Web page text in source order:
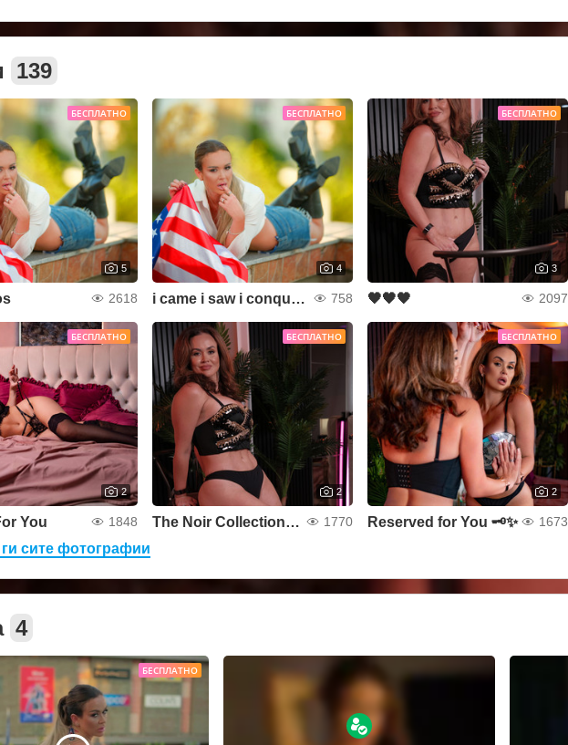
139
БЕСПЛАТНО
5
2618
БЕСПЛАТНО
4
i came i saw i conquered 758
БЕСПЛАТНО
3
🖤🖤🖤 2097
БЕСПЛАТНО
2
You 1848
БЕСПЛАТНО
2
The Noir Collection 🎞️🖤 1770
БЕСПЛАТНО
2
Reserved for You 🗝️✨ 1673
ги сите фотографии
4
БЕСПЛАТНО